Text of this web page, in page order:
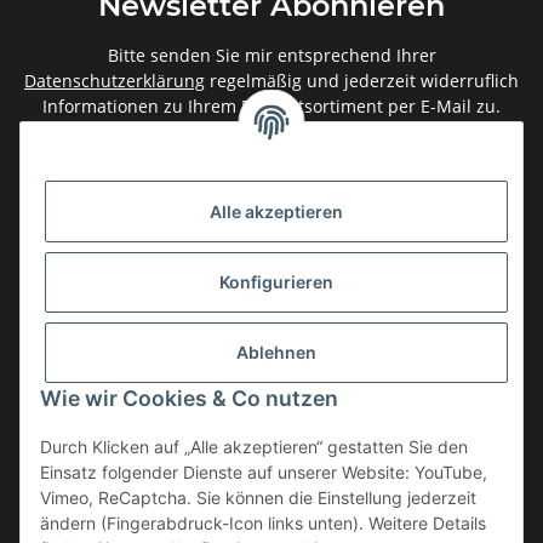
Alle akzeptieren
Konfigurieren
Ablehnen
Wie wir Cookies & Co nutzen
Durch Klicken auf „Alle akzeptieren“ gestatten Sie den
Einsatz folgender Dienste auf unserer Website: YouTube,
Vimeo, ReCaptcha. Sie können die Einstellung jederzeit
ändern (Fingerabdruck-Icon links unten). Weitere Details
Bitte senden Sie mir entsprechend Ihrer
Datenschutzerklärung regelmäßig und jederzeit widerruflich
Informationen zu Ihrem Produktsortiment per E-Mail zu.
Gesetzliche Informationen
Informationen
Service
Vertrag widerrufen
* Alle Preise inkl. gesetzlicher USt., zzgl.Versand